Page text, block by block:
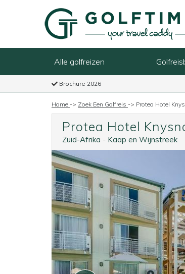
Alle golfreizen
Brochure 2026
Home -> Zoek Een Golfreis -> Protea Hotel
Protea Hotel
Zuid-Afrika - Kaap en Wijnstreek